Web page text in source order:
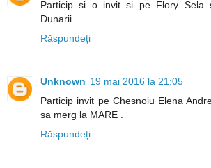
Particip si o invit si pe Flory Sela
Dunarii .
Răspundeți
Unknown 19 mai 2016 la 21:05
Particip invit pe Chesnoiu Elena
sa merg la MARE .
Răspundeți